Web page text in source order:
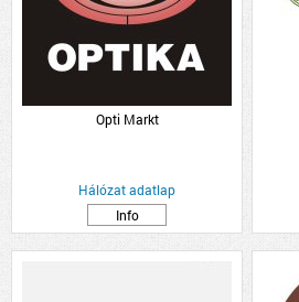
Opti Markt
Hálózat adatlap
Info